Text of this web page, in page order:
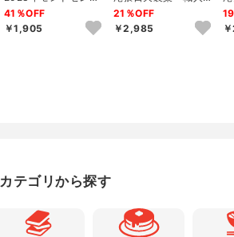
ション銀賞受賞 セイ
コー珈琲＆和洋...
41％OFF
￥1,905
だわりおかき詰合せE
21％OFF
￥2,985
カテゴリから探す